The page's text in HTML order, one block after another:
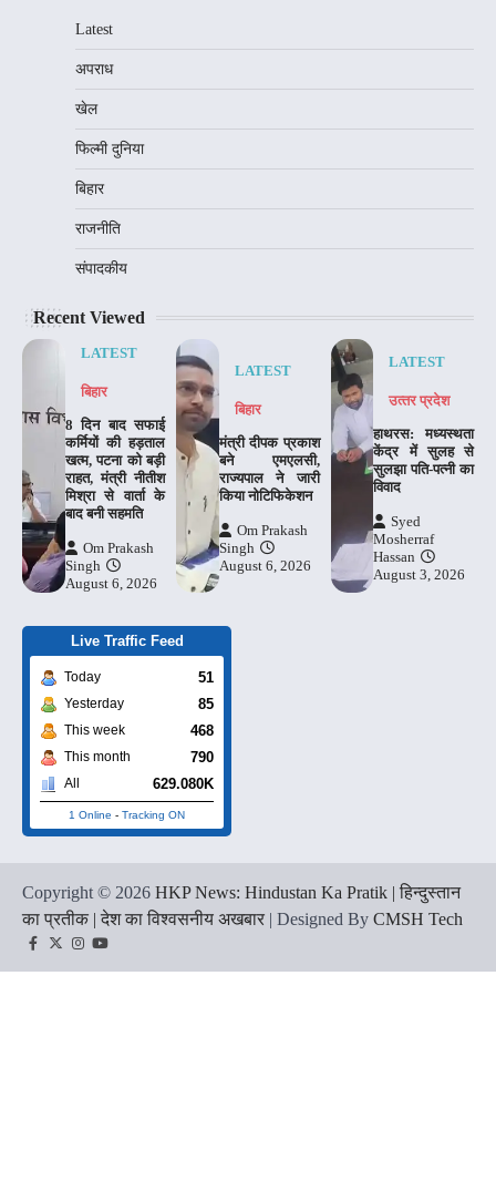
Latest
अपराध
खेल
फिल्मी दुनिया
बिहार
राजनीति
संपादकीय
Recent Viewed
LATEST
बिहार
8 दिन बाद सफाई
कर्मियों की हड़ताल
खत्म, पटना को बड़ी
राहत, मंत्री नीतीश
मिश्रा से वार्ता के
बाद बनी सहमति
Om Prakash
Singh
August 6, 2026
LATEST
बिहार
मंत्री दीपक प्रकाश
बने एमएलसी,
राज्यपाल ने जारी
किया नोटिफिकेशन
Om Prakash
Singh
August 6, 2026
LATEST
उत्‍तर प्रदेश
हाथरस: मध्यस्थता
केंद्र में सुलह से
सुलझा पति-पत्नी का
विवाद
Syed
Mosherraf
Hassan
August 3, 2026
Live Traffic Feed
Today 51
Yesterday 85
This week 468
This month 790
All 629.080K
1 Online - Tracking ON
Copyright © 2026 HKP News: Hindustan Ka Pratik | हिन्दुस्तान
का प्रतीक | देश का विश्वसनीय अखबार | Designed By CMSH Tech
Facebook
TwitterInstagram
YouTube